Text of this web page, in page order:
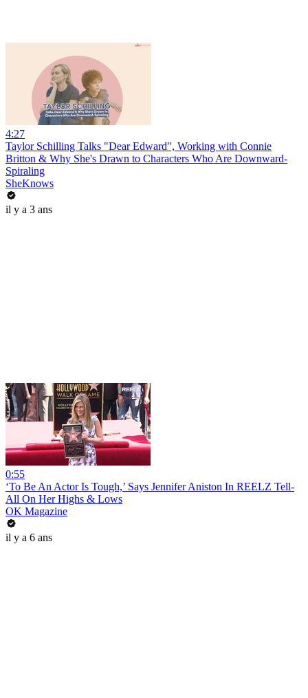
4:27
Taylor Schilling Talks "Dear Edward", Working with Connie
Britton & Why She's Drawn to Characters Who Are Downward-
Spiraling
SheKnows
il y a 3 ans
0:55
‘To Be An Actor Is Tough,’ Says Jennifer Aniston In REELZ Tell-
All On Her Highs & Lows
OK Magazine
il y a 6 ans